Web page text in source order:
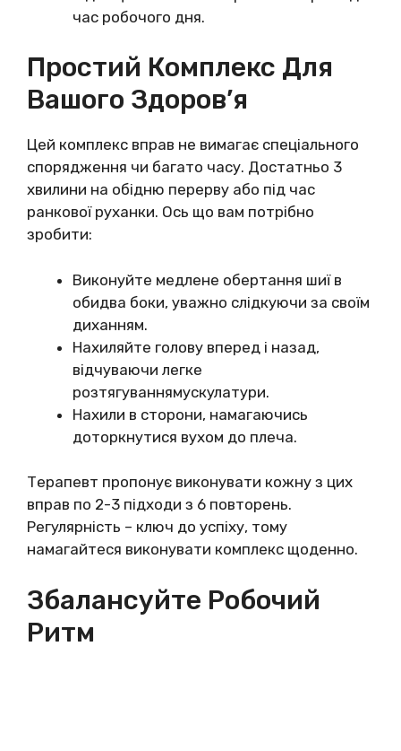
час робочого дня.
Простий Комплекс Для
Вашого Здоров’я
Цей комплекс вправ не вимагає спеціального
спорядження чи багато часу. Достатньо 3
хвилини на обідню перерву або під час
ранкової руханки. Ось що вам потрібно
зробити:
Виконуйте медлене обертання шиї в
обидва боки, уважно слідкуючи за своїм
диханням.
Нахиляйте голову вперед і назад,
відчуваючи легке
розтягуваннямускулатури.
Нахили в сторони, намагаючись
доторкнутися вухом до плеча.
Терапевт пропонує виконувати кожну з цих
вправ по 2-3 підходи з 6 повторень.
Регулярність – ключ до успіху, тому
намагайтеся виконувати комплекс щоденно.
Збалансуйте Робочий
Ритм